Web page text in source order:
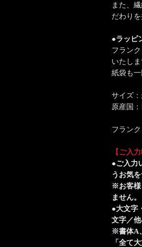
また、
だわり
●ラッピ
フラン
いたしま
紙袋も
サイズ
原産国
フラン
【ご入
●ご入力
うお気を
※お客様
ません。
●大文字
文字／他
※書体A
「全て